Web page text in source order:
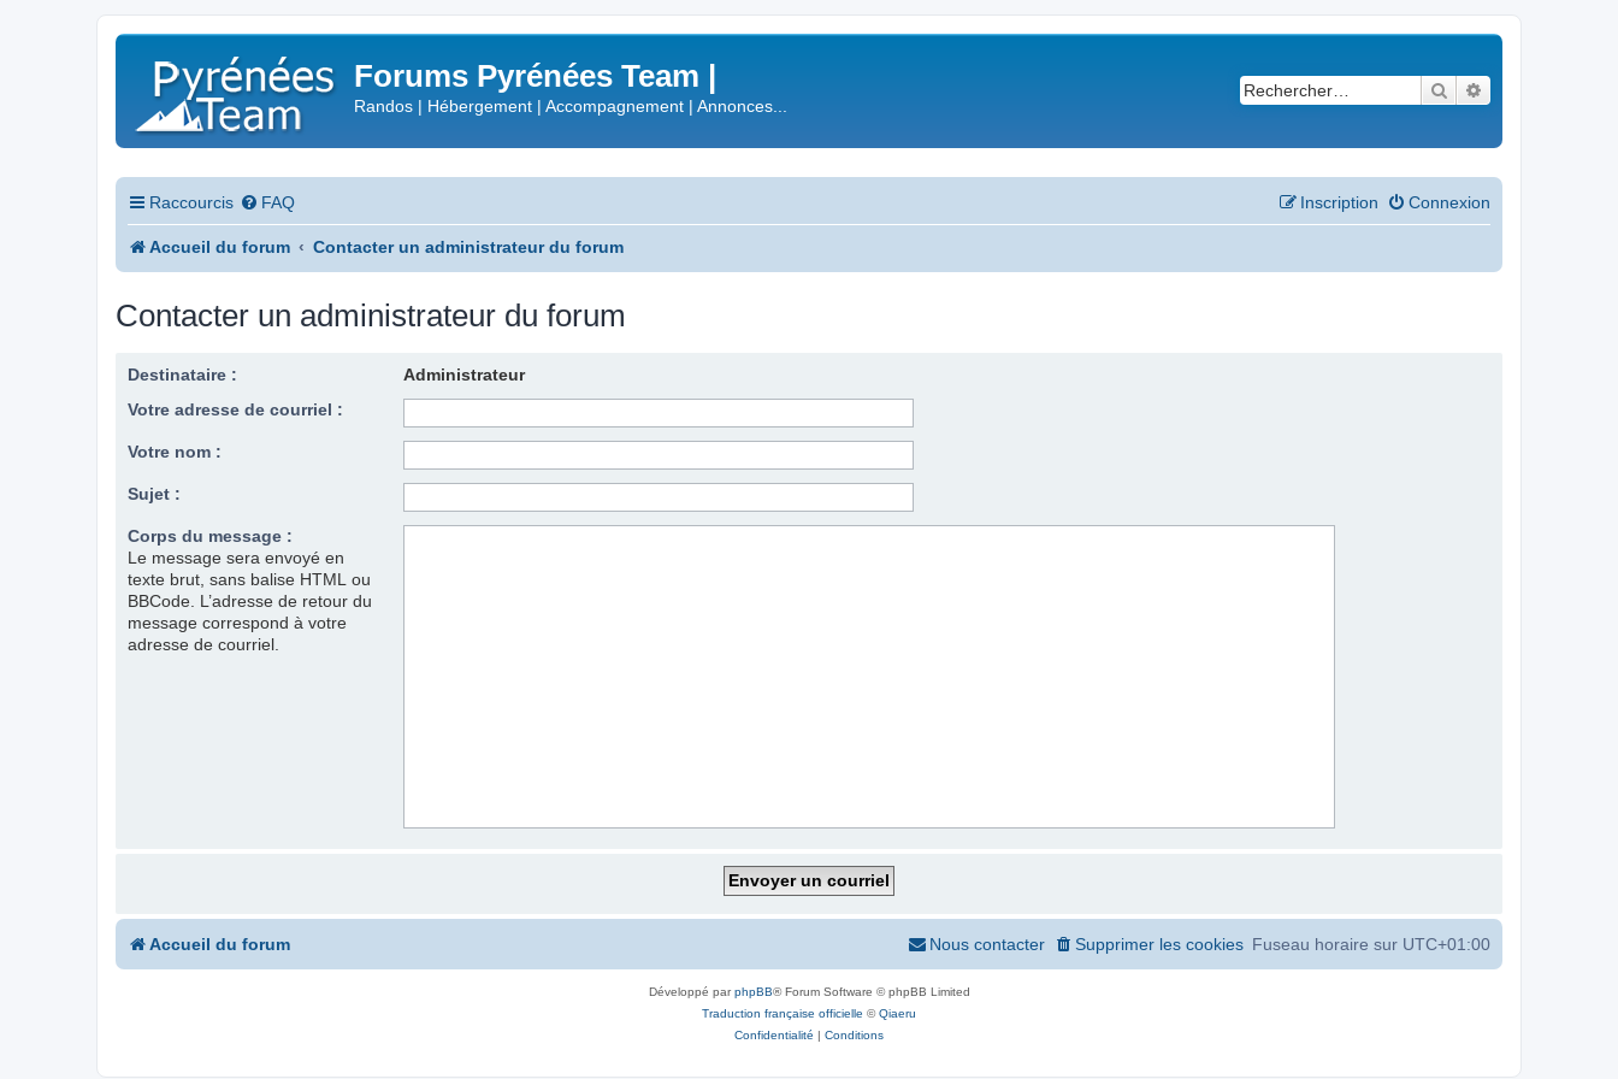
Forums Pyrénées Team |
Randos | Hébergement | Accompagnement | Annonces...
Rechercher
Raccourcis FAQ Connexion
Inscription
Accueil du forum Contacter un administrateur du forum
Contacter un administrateur du forum
Destinataire :
Administrateur
Votre adresse de courriel :
Votre nom :
Sujet :
Corps du message :
Le message sera envoyé en
texte brut, sans balise HTML ou
BBCode. L’adresse de retour du
message correspond à votre
adresse de courriel.
Accueil du forum Fuseau horaire sur UTC+01:00
Supprimer les cookies
Nous contacter
Développé parphpBB® Forum Software © phpBB Limited
Traduction française officielle ©Qiaeru
Confidentialité | Conditions